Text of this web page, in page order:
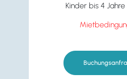
Kinder bis 4